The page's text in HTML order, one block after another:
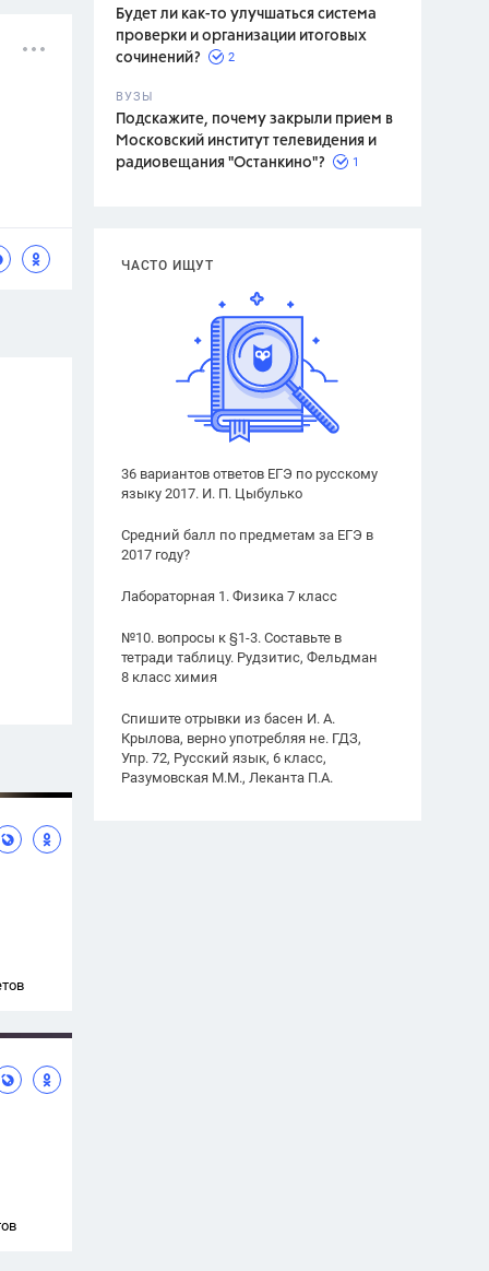
Будет ли как-то улучшаться система
проверки и организации итоговых
сочинений?
2
ВУЗЫ
Подскажите, почему закрыли прием в
Московский институт телевидения и
радиовещания "Останкино"?
1
ЧАСТО ИЩУТ
36 вариантов ответов ЕГЭ по русскому
языку 2017. И. П. Цыбулько
Средний балл по предметам за ЕГЭ в
2017 году?
Лабораторная 1. Физика 7 класс
№10. вопросы к §1-3. Составьте в
тетради таблицу. Рудзитис, Фельдман
8 класс химия
Спишите отрывки из басен И. А.
Крылова, верно употребляя не. ГДЗ,
Упр. 72, Русский язык, 6 класс,
Разумовская М.М., Леканта П.А.